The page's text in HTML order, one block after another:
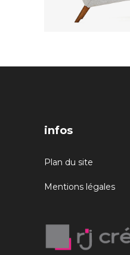
infos
Plan du site
Mentions légales